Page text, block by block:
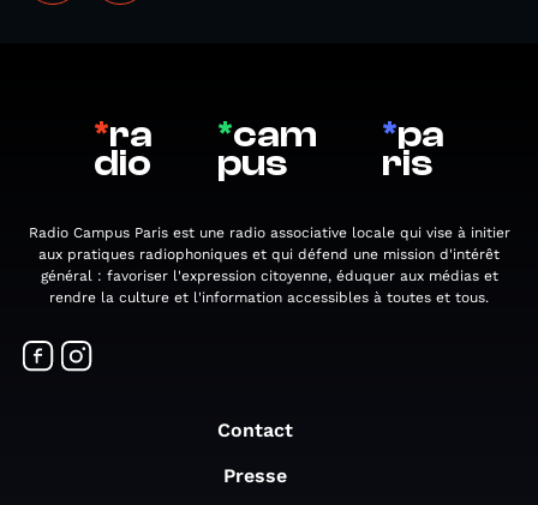
*ra
dio
*cam
pus
*pa
ris
Radio Campus Paris est une radio associative locale qui vise à initier
aux pratiques radiophoniques et qui défend une mission d'intérêt
général : favoriser l'expression citoyenne, éduquer aux médias et
rendre la culture et l'information accessibles à toutes et tous.
Contact
Presse